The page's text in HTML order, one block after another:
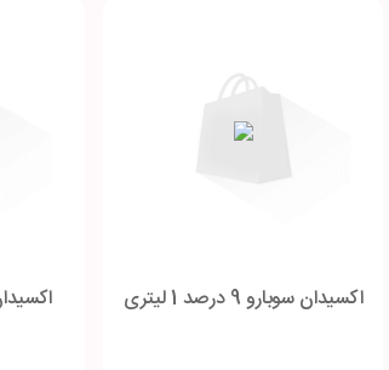
اکسیدان سوبارو 9 درصد 1 لیتری